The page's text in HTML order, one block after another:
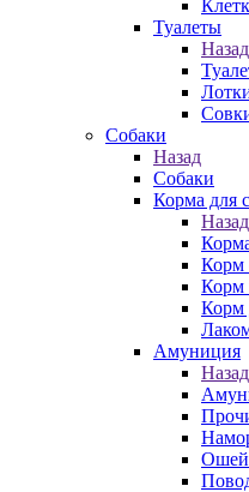
Туалеты
Назад
Собаки
Назад
Собаки
Корма для
Назад
Корм
Корм
Корм
Амуниция
Назад